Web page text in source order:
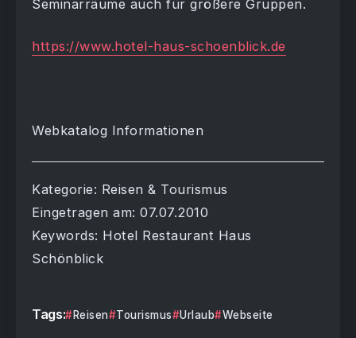
Seminarräume auch für größere Gruppen.
https://www.hotel-haus-schoenblick.de
Webkatalog Informationen
Kategorie: Reisen & Tourismus
Eingetragen am: 07.07.2010
Keywords: Hotel Restaurant Haus
Schönblick
Tags: Reisen Tourismus Urlaub Webseite